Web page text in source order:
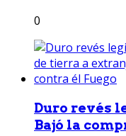
0
Duro revés
Bajó la